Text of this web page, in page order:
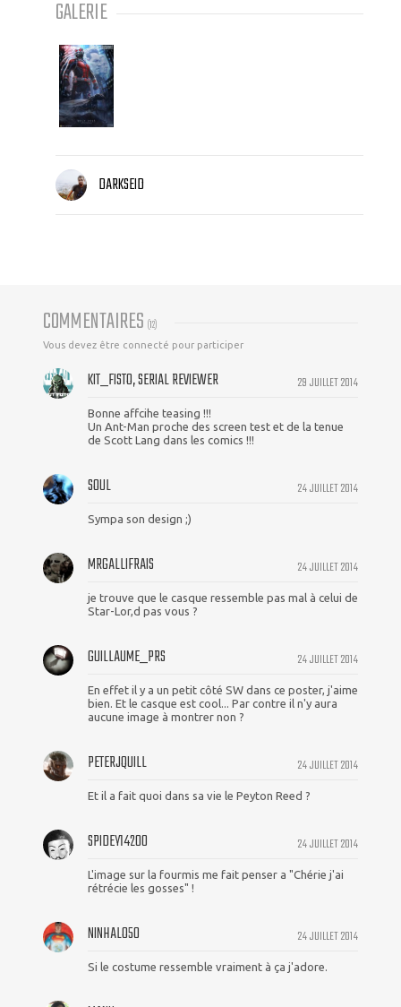
GALERIE
DARKSEID
COMMENTAIRES (12)
Vous devez être connecté pour participer
29 JUILLET 2014
KIT_FISTO, SERIAL REVIEWER
Bonne affcihe teasing !!!
Un Ant-Man proche des screen test et de la tenue
de Scott Lang dans les comics !!!
24 JUILLET 2014
SOUL
Sympa son design ;)
24 JUILLET 2014
MRGALLIFRAIS
je trouve que le casque ressemble pas mal à celui de
Star-Lor,d pas vous ?
24 JUILLET 2014
GUILLAUME_PRS
En effet il y a un petit côté SW dans ce poster, j'aime
bien. Et le casque est cool... Par contre il n'y aura
aucune image à montrer non ?
24 JUILLET 2014
PETERJQUILL
Et il a fait quoi dans sa vie le Peyton Reed ?
24 JUILLET 2014
SPIDEY14200
L'image sur la fourmis me fait penser a "Chérie j'ai
rétrécie les gosses" !
24 JUILLET 2014
NINHALO50
Si le costume ressemble vraiment à ça j'adore.